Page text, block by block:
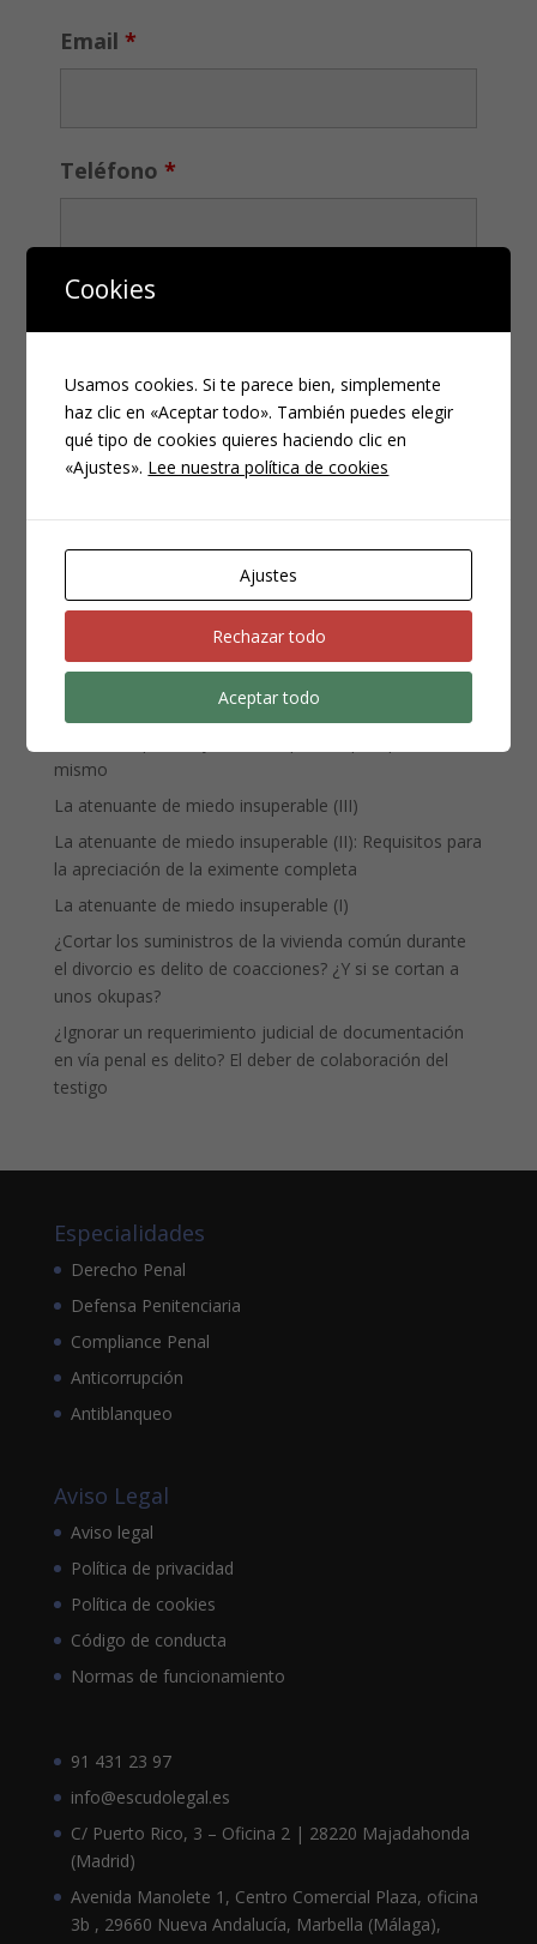
Email *
Teléfono *
CATEGORÍAS
Noticias
Penitenciario
ENTRADAS RECIENTES
mismo
La atenuante de miedo insuperable (III)
La atenuante de miedo insuperable (II): Requisitos para
la apreciación de la eximente completa
La atenuante de miedo insuperable (I)
¿Cortar los suministros de la vivienda común durante
el divorcio es delito de coacciones? ¿Y si se cortan a
unos okupas?
¿Ignorar un requerimiento judicial de documentación
en vía penal es delito? El deber de colaboración del
testigo
Especialidades
Derecho Penal
Defensa Penitenciaria
Compliance Penal
Anticorrupción
Antiblanqueo
Aviso Legal
Aviso legal
Política de privacidad
Política de cookies
Código de conducta
Normas de funcionamiento
91 431 23 97
info@escudolegal.es
C/ Puerto Rico, 3 – Oficina 2 | 28220 Majadahonda
(Madrid)
Avenida Manolete 1, Centro Comercial Plaza, oficina
3b , 29660 Nueva Andalucía, Marbella (Málaga),
Cookies
Usamos cookies. Si te parece bien, simplemente
haz clic en «Aceptar todo». También puedes elegir
qué tipo de cookies quieres haciendo clic en
«Ajustes». Lee nuestra política de cookies
Ajustes
Rechazar todo
Aceptar todo